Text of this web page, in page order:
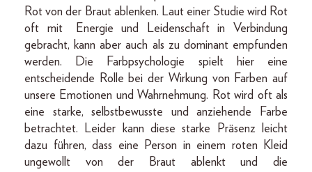
Rot von der Braut ablenken. Laut einer Studie wird Rot
oft mit
Energie und Leidenschaft in Verbindung
gebracht, kann aber auch als zu dominant empfunden
werden. Die Farbpsychologie spielt hier eine
entscheidende Rolle bei der Wirkung von Farben auf
unsere Emotionen und Wahrnehmung. Rot wird oft als
eine starke, selbstbewusste und anziehende Farbe
betrachtet. Leider kann diese starke Präsenz leicht
dazu führen, dass eine Person in einem roten Kleid
ungewollt von der Braut ablenkt und die